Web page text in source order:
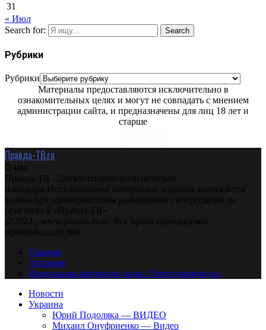
31
« Июл
Search for:
Search
Рубрики
Рубрики
Материалы предоставляются исключительно в
ознакомительных целях и могут не совпадать с мнением
администрации сайта, и предназначены для лиц 18 лет и
старше
Правда-ТВ.ru
О нас
Правда-ТВ - Дискуссионно политическая
площадка.Использование материалов издания допускается
только при одновременном размещении гиперссылки на
оригинал в «Правда-ТВ»
@2023 - www.pravda-tv.ru. Все права принадлежат
правообладателям.
Главная
Авторам
Владельцам авторских прав. Ответственности.
Новости
Украина
Юрий Подоляка — ВИДЕО
Михаил Онуфриенко — Видео